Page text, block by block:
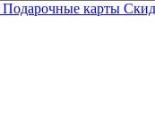
Подарочные карты